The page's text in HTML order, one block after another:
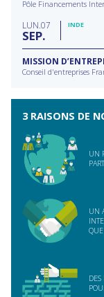
Pôle Financements
LUN 07
SEP
INDE
MISSION
Conseil d'entreprises
3 RAISONS DE
UN
UN